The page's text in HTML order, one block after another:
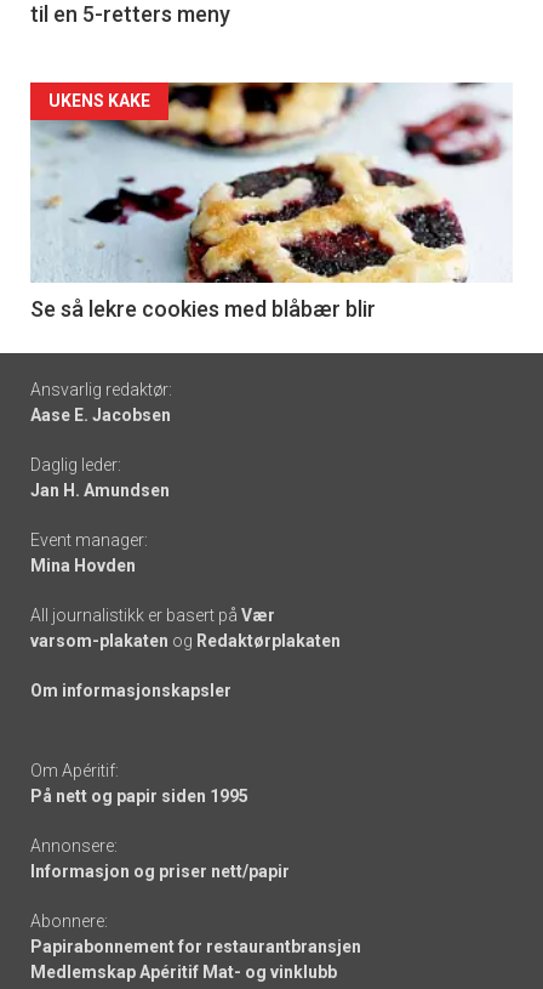
til en 5-retters meny
Forsiden
akkurat
nå
6
UKENS KAKE
Se så lekre cookies med blåbær blir
Footer
-
links
Ansvarlig redaktør:
Aase E. Jacobsen
Daglig leder:
Jan H. Amundsen
Event manager:
Mina Hovden
All journalistikk er basert på Vær
varsom-plakaten og Redaktørplakaten
Om informasjonskapsler
Om Apéritif:
På nett og papir siden 1995
Annonsere:
Informasjon og priser nett/papir
Abonnere:
Papirabonnement for restaurantbransjen
Medlemskap Apéritif Mat- og vinklubb